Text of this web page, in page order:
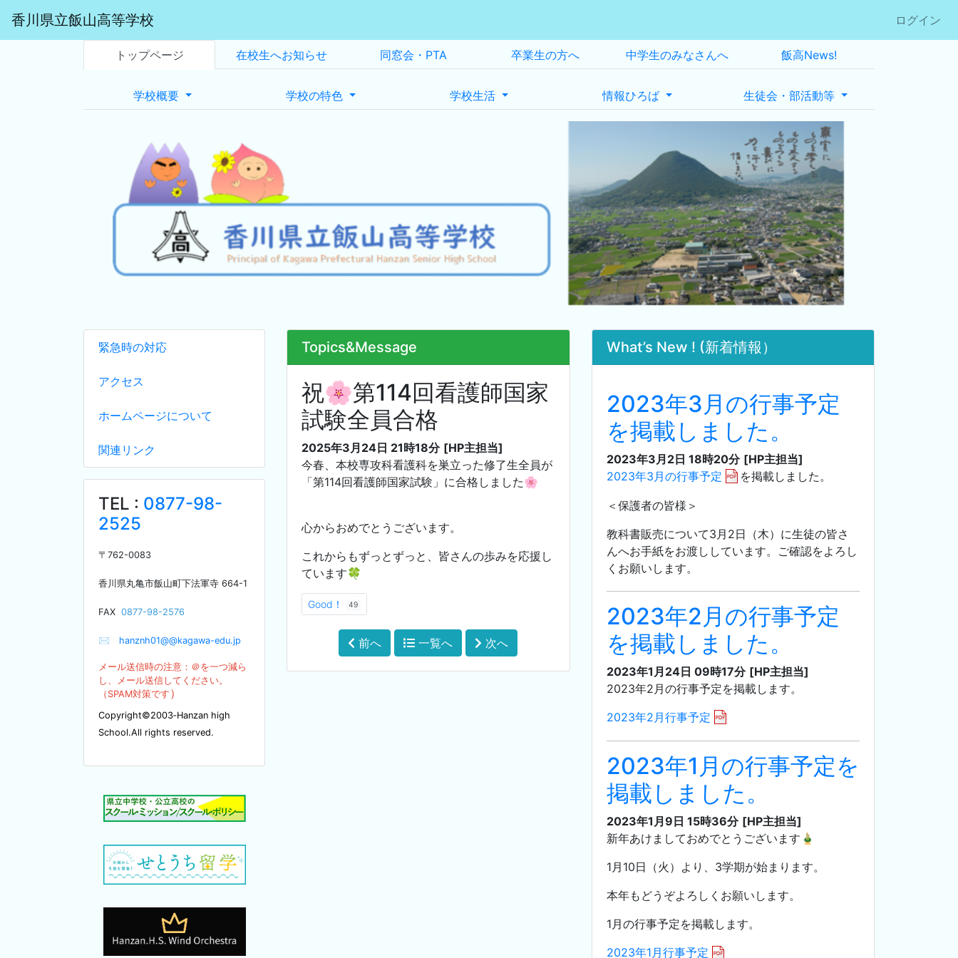
香川県立飯山高等学校 ログイン
トップページ 在校生へお知らせ 同窓会・PTA 卒業生の方へ 中学生のみなさんへ 飯高News!
学校概要 学校の特色 学校生活 情報ひろば 生徒会・部活動等
緊急時の対応
アクセス
ホームページについて
関連リンク
TEL : 0877-98-
2525
〒 762-0083
香川県丸亀市飯山町下法軍寺 664-1
FAX 0877-98-2576
✉ hanznh01@@kagawa-edu.jp
メール送信時の注意：＠を一つ減ら
し、メール送信してください。
（SPAM対策です ）
Copyright©2003‐Hanzan high
School.All rights reserved.
Topics&Message
祝🌸第114回看護師国家
試験全員合格
2025年3月24日 21時18分 [HP主担当]
今春、本校専攻科看護科を巣立った修了生全員が
「第114回看護師国家試験」に合格しました🌸
心からおめでとうございます。
これからもずっとずっと、皆さんの歩みを応援し
ています🍀
Good！ 49
前へ 一覧へ 次へ
What’s New ! (新着情報）
2023年3月の行事予定
を掲載しました。
2023年3月2日 18時20分 [HP主担当]
2023年3月の行事予定
を掲載しました。
＜保護者の皆様＞
教科書販売について3月2日（木）に生徒の皆さ
んへお手紙をお渡ししています。ご確認をよろし
くお願いします。
2023年2月の行事予定
を掲載しました。
2023年1月24日 09時17分 [HP主担当]
2023年2月の行事予定を掲載します。
2023年2月行事予定
2023年1月の行事予定を
掲載しました。
2023年1月9日 15時36分 [HP主担当]
新年あけましておめでとうございます🎍
1月10日（火）より、3学期が始まります。
本年もどうぞよろしくお願いします。
1月の行事予定を掲載します。
2023年1月行事予定